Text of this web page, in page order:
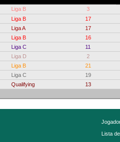
Liga B
3
Liga B
17
Liga A
17
Liga B
16
Liga C
11
Liga D
2
Liga B
21
Liga C
19
Qualifying
13
Lista